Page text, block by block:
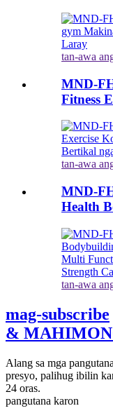
tan-awa
MND-
Fitness
tan-awa
MND-
Health
tan-awa
mag-subscribe
&
Alang sa mga
presyo, palihug ibilin
24 oras.
pangutana karon